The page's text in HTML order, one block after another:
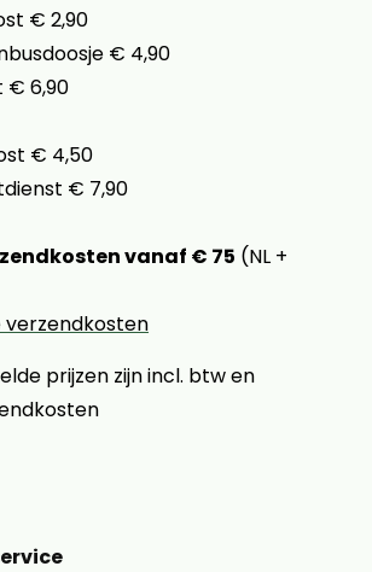
€ 2,90
€ 4,90
€ 6,90
€ 4,50
€ 7,90
vanaf € 75 (NL +
verzendkosten
prijzen zijn incl. btw en